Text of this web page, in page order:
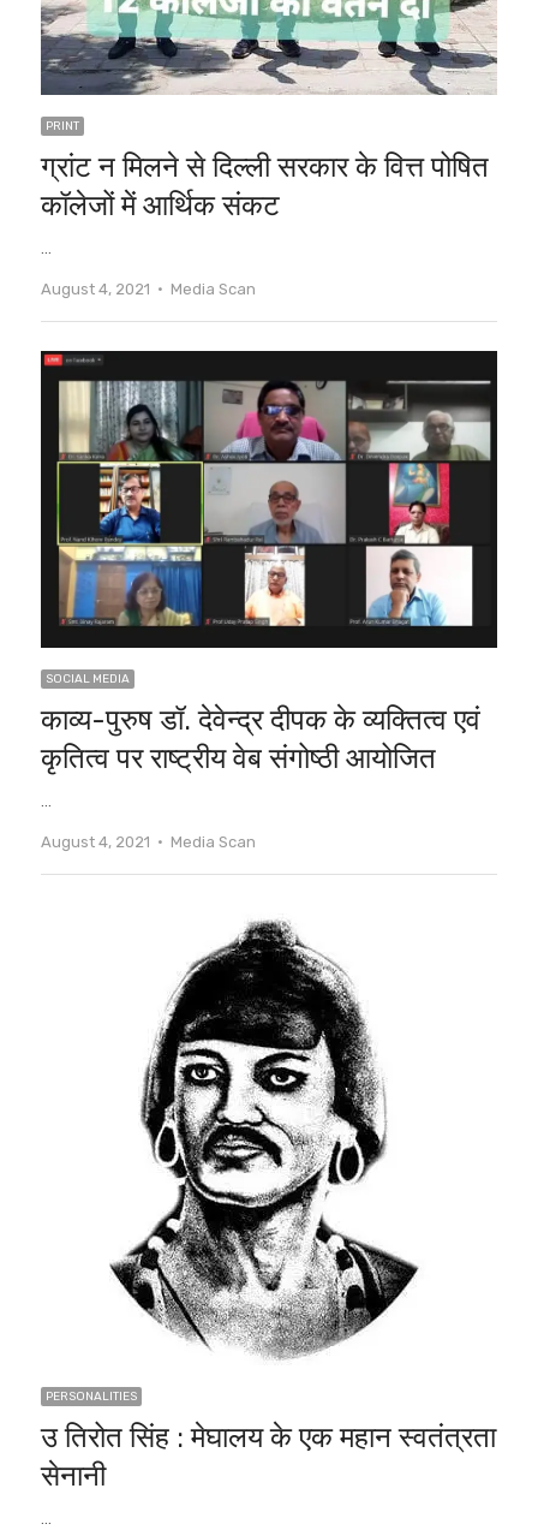
PRINT
ग्रांट न मिलने से दिल्ली सरकार के वित्त पोषित
कॉलेजों में आर्थिक संकट
August 4, 2021 Author
Media Scan
SOCIAL MEDIA
काव्य-पुरुष डॉ. देवेन्द्र दीपक के व्यक्तित्व एवं
कृतित्व पर राष्ट्रीय वेब संगोष्ठी आयोजित
…
August 4, 2021 Author
Media Scan
PERSONALITIES
उ तिरोत सिंह : मेघालय के एक महान स्वतंत्रता
सेनानी
…